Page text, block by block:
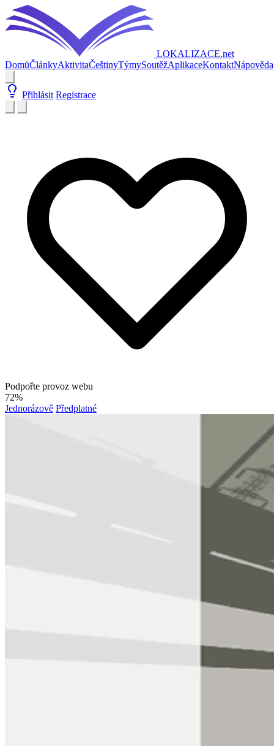
LOKALIZACE.net
DomůČlánkyAktivitaČeštinyTýmySoutěžAplikaceKontaktNápověda
Přihlásit Registrace
Podpořte provoz webu
72%
Jednorázově Předplatné